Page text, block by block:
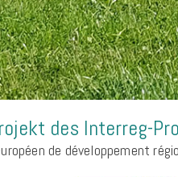
des Interreg-
de développement